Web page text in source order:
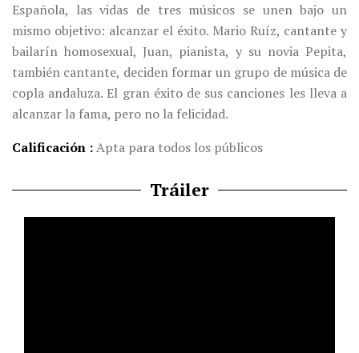
Española, las vidas de tres músicos se unen bajo un
mismo objetivo: alcanzar el éxito. Mario Ruíz, cantante y
bailarín homosexual, Juan, pianista, y su novia Pepita,
también cantante, deciden formar un grupo de música de
copla andaluza. El gran éxito de sus canciones les lleva a
alcanzar la fama, pero no la felicidad.
Calificación Apta para todos los públicos
Tráiler